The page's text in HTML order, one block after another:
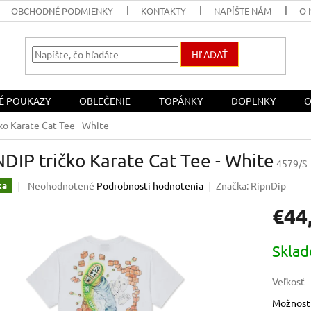
OBCHODNÉ PODMIENKY KONTAKTY NAPÍŠTE NÁM O
HĽADAŤ
POUKAZY OBLEČENIE TOPÁNKY DOPLNKY
Karate Cat Tee - White
tričko Karate Cat Tee - White 4579/S
Priemerné
hviezdičiek.
Neohodnotené Podrobnosti hodnotenia Značka: RipnDip
cena:
Veľkosť